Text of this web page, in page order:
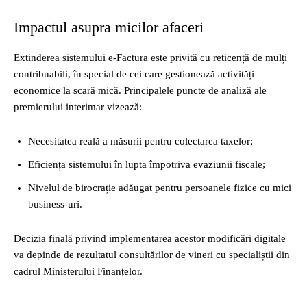
Impactul asupra micilor afaceri
Extinderea sistemului e-Factura este privită cu reticență de mulți
contribuabili, în special de cei care gestionează activități
economice la scară mică. Principalele puncte de analiză ale
premierului interimar vizează:
Necesitatea reală a măsurii pentru colectarea taxelor;
Eficiența sistemului în lupta împotriva evaziunii fiscale;
Nivelul de birocrație adăugat pentru persoanele fizice cu mici
business-uri.
Decizia finală privind implementarea acestor modificări digitale
va depinde de rezultatul consultărilor de vineri cu specialiștii din
cadrul Ministerului Finanțelor.